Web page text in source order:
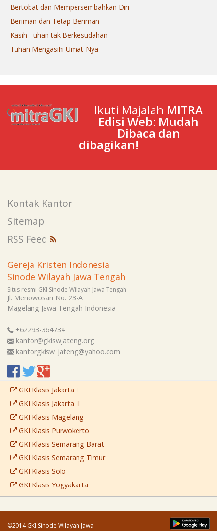
Bertobat dan Mempersembahkan Diri
Beriman dan Tetap Beriman
Kasih Tuhan tak Berkesudahan
Tuhan Mengasihi Umat-Nya
Ikuti Majalah MITRA
Edisi Web: Mudah
Dibaca dan
dibagikan!
Kontak Kantor
Sitemap
RSS Feed
Gereja Kristen Indonesia
Sinode Wilayah Jawa Tengah
Situs resmi GKI Sinode Wilayah Jawa Tengah
Jl. Menowosari No. 23-A
Magelang Jawa Tengah Indonesia
+62293-364734
kantor@gkiswjateng.org
kantorgkisw_jateng@yahoo.com
GKI Klasis Jakarta I
GKI Klasis Jakarta II
GKI Klasis Magelang
GKI Klasis Purwokerto
GKI Klasis Semarang Barat
GKI Klasis Semarang Timur
GKI Klasis Solo
GKI Klasis Yogyakarta
©2014 GKI Sinode Wilayah Jawa